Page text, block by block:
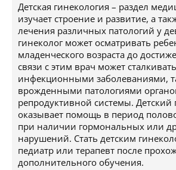
Детская гинекология – раздел
изучает строение и развитие, а
лечения различных патологий у
гинеколог может осматривать
младенческого возраста до
связи с этим врач может
инфекционными заболеваниями,
врожденными патологиями
репродуктивной системы. Детский
оказывает помощь в период
при наличии гормональных или
нарушений. Стать детским
педиатр или терапевт после
дополнительного обучения.